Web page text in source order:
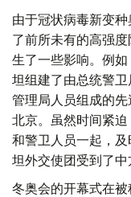
由于冠状病毒新变
了前所未有的高强
生了一些影响。例
坦组建了由总统警
管理局人员组成的
北京。虽然时间紧
和警卫人员一起，
坦外交使团受到了中
冬奥会的开幕式在